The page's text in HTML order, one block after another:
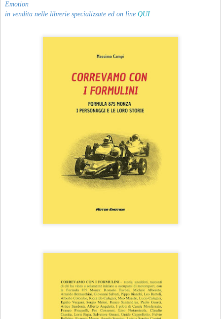
Emotion
in vendita nelle librerie specializzate ed on line QUI